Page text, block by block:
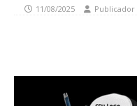
11/08/2025 Publicador